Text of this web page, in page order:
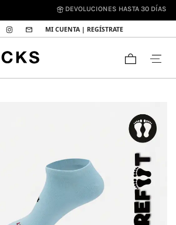
DEVOLUCIONES HASTA 30 DÍAS
MI CUENTA | REGÍSTRATE